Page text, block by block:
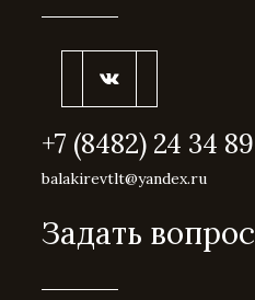
+7 (8482) 24 34 89
balakirevtlt@yandex.ru
Задать вопрос